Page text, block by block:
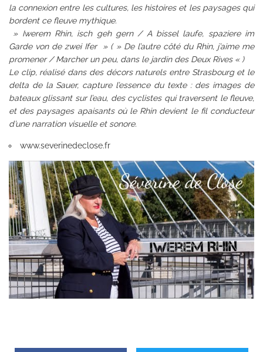
la connexion entre les cultures, les histoires et les paysages qui
bordent ce fleuve mythique.
» Iwerem Rhin, isch geh gern / A bissel laufe, spaziere im
Garde von de zwei Ifer » ( » De l’autre côté du Rhin, j’aime me
promener / Marcher un peu, dans le jardin des Deux Rives « )
Le clip, réalisé dans des décors naturels entre Strasbourg et le
delta de la Sauer, capture l’essence du texte : des images de
bateaux glissant sur l’eau, des cyclistes qui traversent le fleuve,
et des paysages apaisants où le Rhin devient le fil conducteur
d’une narration visuelle et sonore.
www.severinedeclose.fr